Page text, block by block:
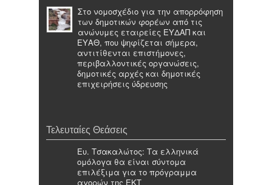
Στο νομοσχέδιο για την απορρόφηση
των δημοτικών φορέων από τις
ανώνυμες εταιρείες ΕΥΔΑΠ και
ΕΥΑΘ, που ψηφίζεται σήμερα,
αντιτίθενται επιστήμονες,
περιβαλλοντικές οργανώσεις,
δημοτικές αρχές και δημοτικές
επιχειρήσεις ύδρευσης
Τελευταίες Θεάσεις
Ευ. Τσακαλώτος: Τα ελληνικά
ομόλογα θα είναι σύντομα
επιλέξιμα για το πρόγραμμα
αγορών της ΕΚΤ